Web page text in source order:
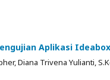
Aplikasi
Diana Trivena Yulianti,